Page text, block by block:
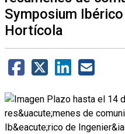
Symposium
Hortícola